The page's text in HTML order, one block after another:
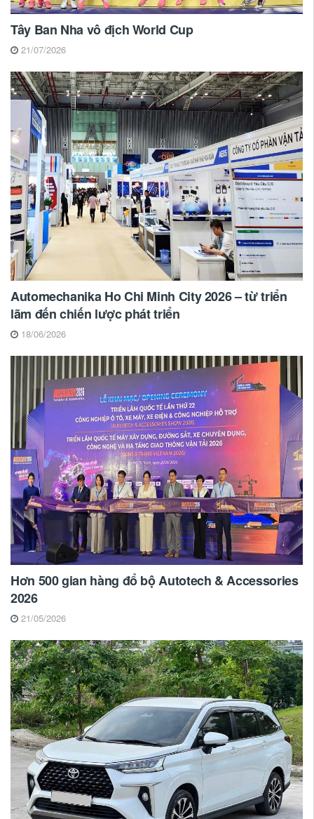
Tây Ban Nha vô địch World Cup
21/07/2026
Automechanika Ho Chi Minh City 2026 – từ triển
lãm đến chiến lược phát triển
18/06/2026
Hơn 500 gian hàng đổ bộ Autotech & Accessories
2026
21/05/2026